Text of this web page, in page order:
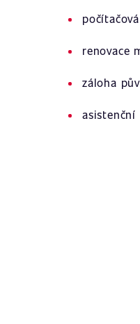
renovace
záloha
asistenční